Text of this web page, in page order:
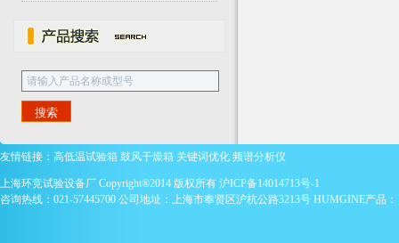
友情链接： 高低温试验箱 鼓风干燥箱 关键词优化 频谱分析仪
上海环竞试验设备厂 Copyright®2014 版权所有 沪ICP备14014713号-1
咨询热线：021-57445700 公司地址：上海市奉贤区沪杭公路3213号 HUMGINE产品：